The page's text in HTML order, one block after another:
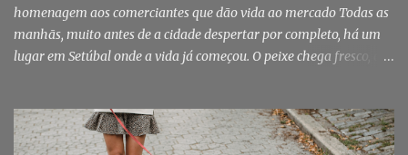
homenagem aos comerciantes que dão vida ao mercado Todas as
manhãs, muito antes de a cidade despertar por completo, há um
lugar em Setúbal onde a vida já começou. O peixe chega fresco, os
fruta, das ervas e do pão acabado de cozer. Há 150 anos que esta
rotina se repete no Mercado do Livramento, um espaço que